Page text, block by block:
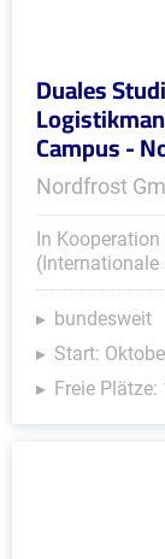
Duales
Campus -
Nordfrost
In
(Internationale
bundesweit
Start:
Freie Plätze: